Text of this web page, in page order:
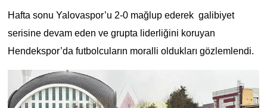
Hafta sonu Yalovaspor’u 2-0 mağlup ederek galibiyet
serisine devam eden ve grupta liderliğini koruyan
Hendekspor’da futbolcuların moralli oldukları gözlemlendi.